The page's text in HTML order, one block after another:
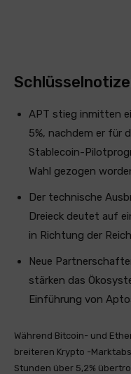
APT stieg inmitten
5%, nachdem er für
Stablecoin-
Wahl gezogen
Der technische
Dreieck deutet auf
in Richtung der
Neue
stärken das
Einführung von
Während Bitcoin- und
breiteren Krypto -
Stunden über 5,2%